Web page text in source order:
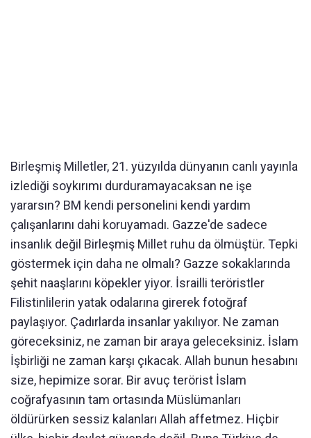
Birleşmiş Milletler, 21. yüzyılda dünyanın canlı yayınla
izlediği soykırımı durduramayacaksan ne işe
yararsın? BM kendi personelini kendi yardım
çalışanlarını dahi koruyamadı. Gazze'de sadece
insanlık değil Birleşmiş Millet ruhu da ölmüştür. Tepki
göstermek için daha ne olmalı? Gazze sokaklarında
şehit naaşlarını köpekler yiyor. İsrailli teröristler
Filistinlilerin yatak odalarına girerek fotoğraf
paylaşıyor. Çadırlarda insanlar yakılıyor. Ne zaman
göreceksiniz, ne zaman bir araya geleceksiniz. İslam
İşbirliği ne zaman karşı çıkacak. Allah bunun hesabını
size, hepimize sorar. Bir avuç terörist İslam
coğrafyasının tam ortasında Müslümanları
öldürürken sessiz kalanları Allah affetmez. Hiçbir